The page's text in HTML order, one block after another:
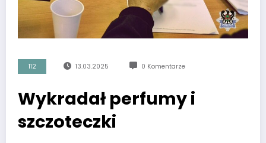
112 13.03.2025 0 Komentarze
Wykradał perfumy i
szczoteczki